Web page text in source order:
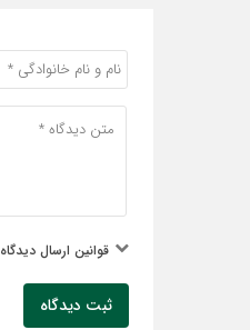
قوانین ارسال دیدگاه
ثبت دیدگاه